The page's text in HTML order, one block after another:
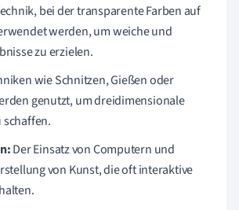
bei der transparente Farben auf
werden, um weiche und
zu erzielen.
wie Schnitzen, Gießen oder
genutzt, um dreidimensionale
schaffen.
Der Einsatz von Computern und
von Kunst, die oft interaktive